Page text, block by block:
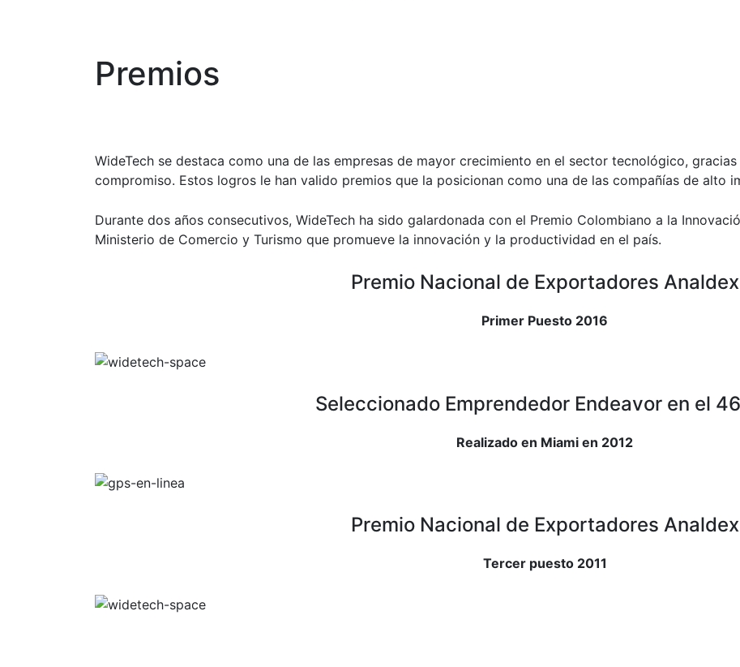
Premios
WideTech se destaca como una de las empresas de mayor crecimiento en el sector tecnológico,
compromiso. Estos logros le han valido premios que la posicionan como una de las compañías de alto
Durante dos años consecutivos, WideTech ha sido galardonada con el Premio Colombiano a la
Ministerio de Comercio y Turismo que promueve la innovación y la productividad en el país.
Premio Nacional de Exportadores Analdex
Primer Puesto 2016
Seleccionado Emprendedor Endeavor en el
Realizado en Miami en 2012
Premio Nacional de Exportadores Analdex
Tercer puesto 2011